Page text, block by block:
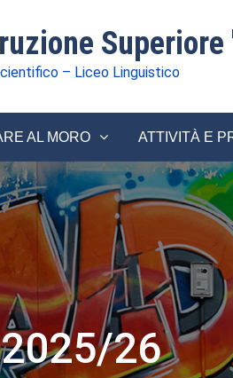
Superiore
– Liceo Linguistico
AL MORO ATTIVITÀ E
26